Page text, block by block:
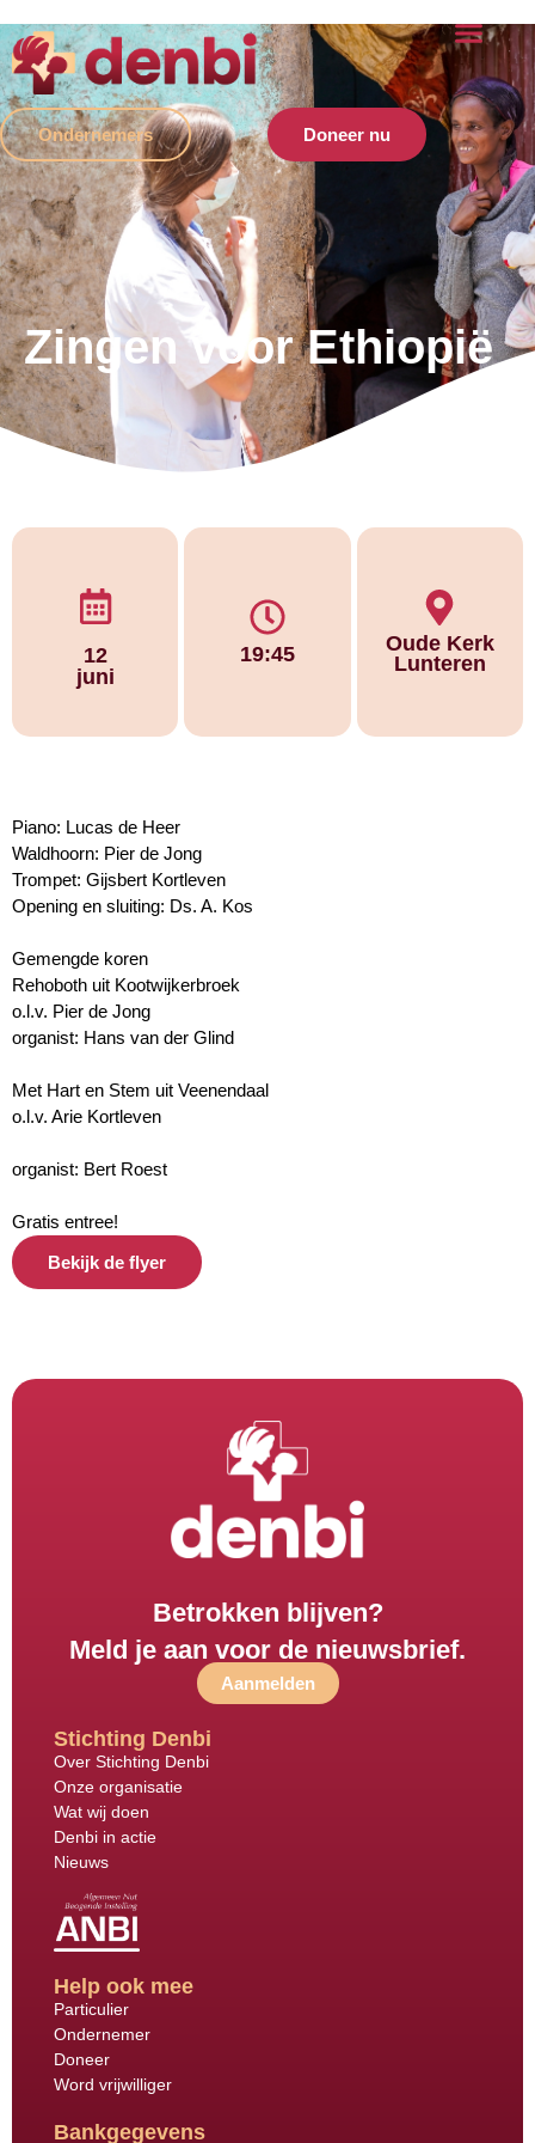
Ondernemers Doneer nu
Zingen voor Ethiopië
12
juni
19:45
Oude Kerk
Lunteren
Piano: Lucas de Heer
Waldhoorn: Pier de Jong
Trompet: Gijsbert Kortleven
Opening en sluiting: Ds. A. Kos
Gemengde koren
Rehoboth uit Kootwijkerbroek
o.l.v. Pier de Jong
organist: Hans van der Glind
Met Hart en Stem uit Veenendaal
o.l.v. Arie Kortleven
organist: Bert Roest
Gratis entree!
Bekijk de flyer
Betrokken blijven?
Meld je aan voor de nieuwsbrief.
Aanmelden
Stichting Denbi
Over Stichting Denbi
Onze organisatie
Wat wij doen
Denbi in actie
Nieuws
Help ook mee
Particulier
Ondernemer
Doneer
Word vrijwilliger
Bankgegevens